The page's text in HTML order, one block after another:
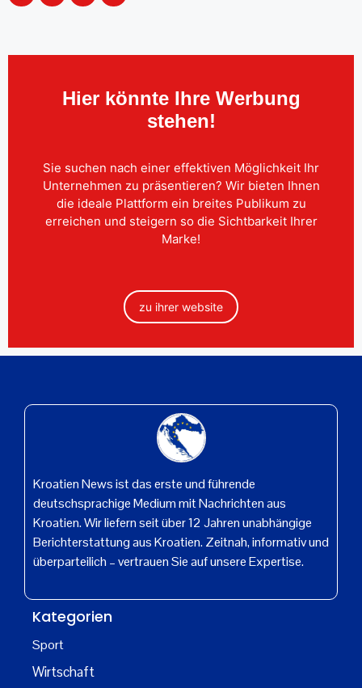
Hier könnte Ihre Werbung
stehen!
Sie suchen nach einer effektiven Möglichkeit Ihr
Unternehmen zu präsentieren? Wir bieten Ihnen
die ideale Plattform ein breites Publikum zu
erreichen und steigern so die Sichtbarkeit Ihrer
Marke!
zu ihrer website
Kroatien News ist das erste und führende
deutschsprachige Medium mit Nachrichten aus
Kroatien. Wir liefern seit über 12 Jahren unabhängige
Berichterstattung aus Kroatien. Zeitnah, informativ und
überparteilich – vertrauen Sie auf unsere Expertise.
Kategorien
Sport
Wirtschaft